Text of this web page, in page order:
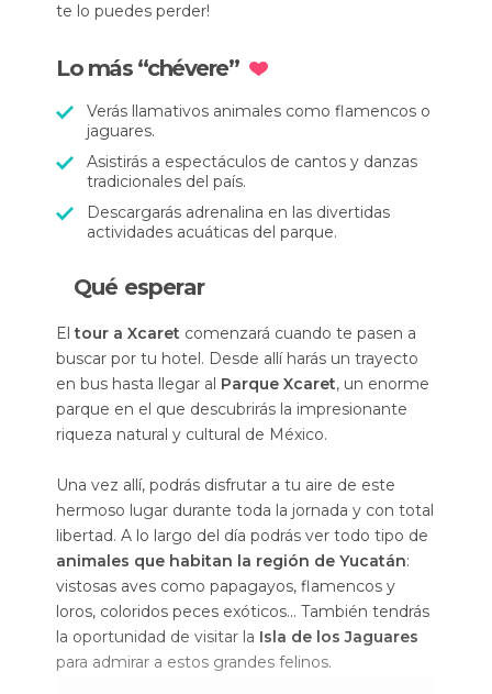
te lo puedes perder!
Lo más “chévere”
Verás llamativos animales como flamencos o
jaguares.
Asistirás a espectáculos de cantos y danzas
tradicionales del país.
Descargarás adrenalina en las divertidas
actividades acuáticas del parque.
Qué esperar
Eltour a Xcaret comenzará cuando te pasen a
buscar por tu hotel. Desde allí harás un trayecto
en bus hasta llegar al Parque Xcaret, un enorme
parque en el que descubrirás la impresionante
riqueza natural y cultural de México.
Una vez allí, podrás disfrutar a tu aire de este
hermoso lugar durante toda la jornada y con total
libertad. A lo largo del día podrás ver todo tipo de
animales que habitan la región de Yucatán:
vistosas aves como papagayos, flamencos y
loros, coloridos peces exóticos... También tendrás
la oportunidad de visitar la Isla de los Jaguares
para admirar a estos grandes felinos.